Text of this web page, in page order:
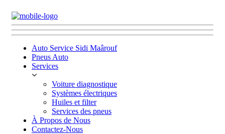
Auto Service Sidi Maârouf
Pneus Auto
Services
Voiture diagnostique
Systèmes électriques
Huiles et filter
Services des pneus
À Propos de Nous
Contactez-Nous